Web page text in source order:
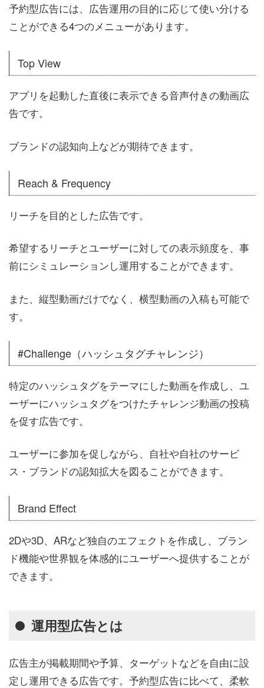
予約型広告には、広告運用の目的に応じて使い分ける
ことができる4つのメニューがあります。
Top View
アプリを起動した直後に表示できる音声付きの動画広
告です。
ブランドの認知向上などが期待できます。
Reach & Frequency
リーチを目的とした広告です。
希望するリーチとユーザーに対しての表示頻度を、事
前にシミュレーションし運用することができます。
また、縦型動画だけでなく、横型動画の入稿も可能で
す。
#Challenge（ハッシュタグチャレンジ）
特定のハッシュタグをテーマにした動画を作成し、ユ
ーザーにハッシュタグをつけたチャレンジ動画の投稿
を促す広告です。
ユーザーに参加を促しながら、自社や自社のサービ
ス・ブランドの認知拡大を図ることができます。
Brand Effect
2Dや3D、ARなど独自のエフェクトを作成し、ブラン
ド機能や世界観を体感的にユーザーへ提供することが
できます。
運用型広告とは
広告主が掲載期間や予算、ターゲットなどを自由に設
定し運用できる広告です。予約型広告に比べて、柔軟